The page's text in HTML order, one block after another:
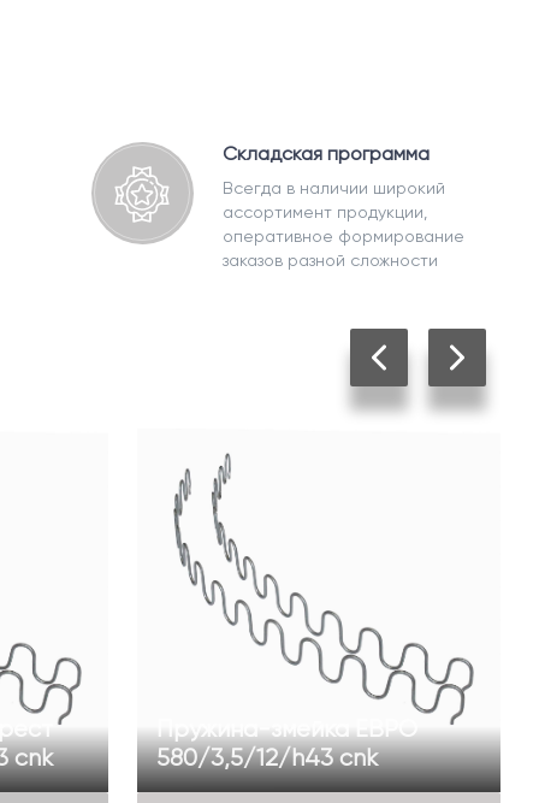
Складская программа
Всегда в наличии широкий
ассортимент продукции,
оперативное формирование
заказов разной сложности
cnk
Пружина-змейка ЕВРО
580/3,5/12/h43 cnk